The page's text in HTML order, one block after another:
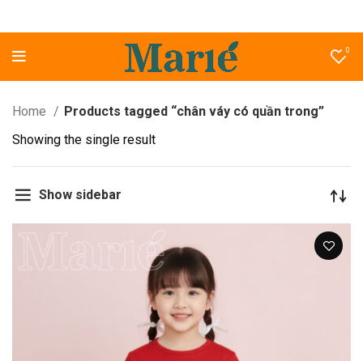
0
Home
Products tagged “chân váy có quần trong”
Showing the single result
Show sidebar